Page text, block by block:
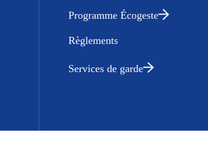
Programme Écogeste
Règlements
Services de garde